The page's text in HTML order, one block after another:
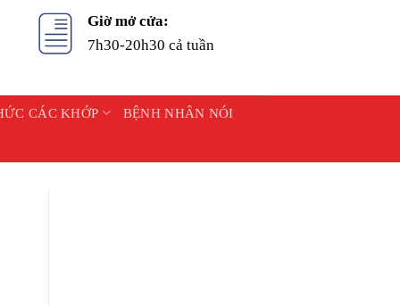
Giờ mở cửa:
7h30-20h30 cả tuần
CÁC KHỚP BỆNH NHÂN NÓI